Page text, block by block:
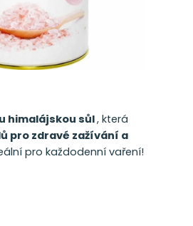
himalájskou sůl, která
pro zdravé zažívání a
pro každodenní vaření!